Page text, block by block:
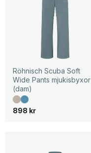
Röhnisch Scuba Soft
Wide Pants mjukisbyxor
(dam)
898 kr